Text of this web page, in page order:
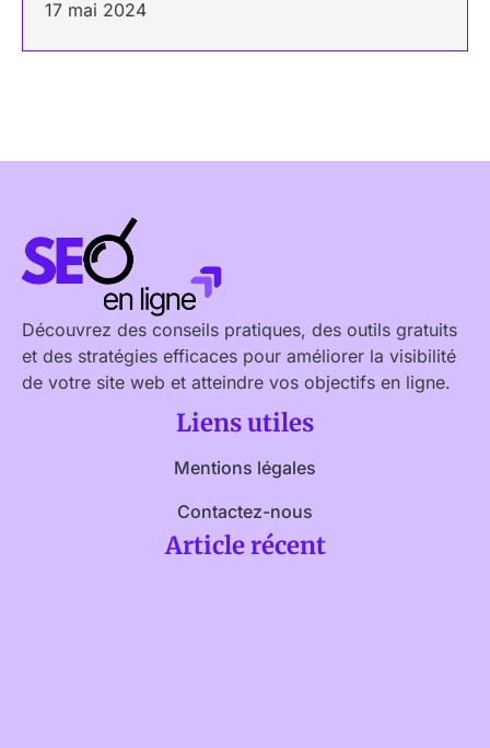
17 mai 2024
Liens utiles
Mentions légales
Contactez-nous
Découvrez des conseils pratiques, des outils gratuits
et des stratégies efficaces pour améliorer la visibilité
de votre site web et atteindre vos objectifs en ligne.
Article récent